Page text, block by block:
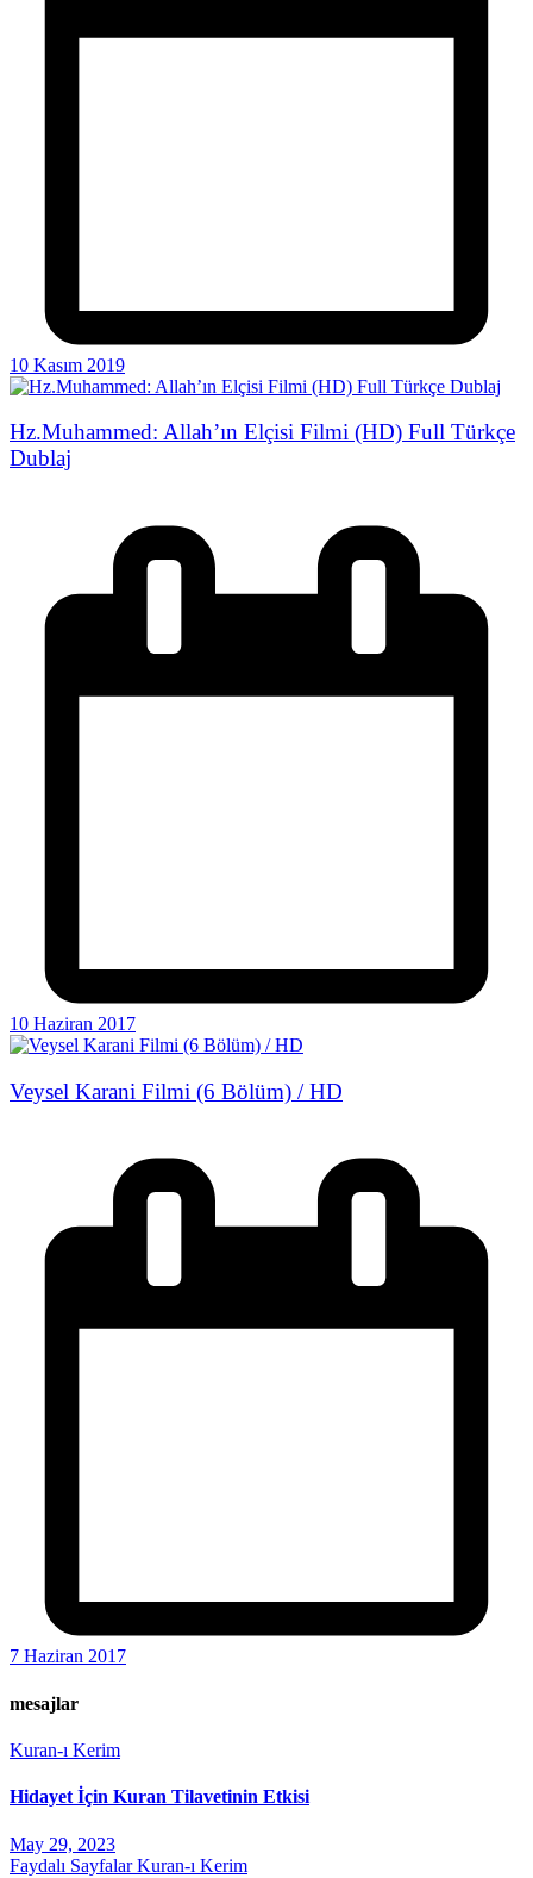
10 Kasım 2019
Hz.Muhammed: Allah’ın Elçisi Filmi (HD) Full Türkçe
Dublaj
10 Haziran 2017
Veysel Karani Filmi (6 Bölüm) / HD
7 Haziran 2017
mesajlar
Kuran-ı Kerim
Hidayet İçin Kuran Tilavetinin Etkisi
May 29, 2023
Faydalı SayfalarKuran-ı Kerim